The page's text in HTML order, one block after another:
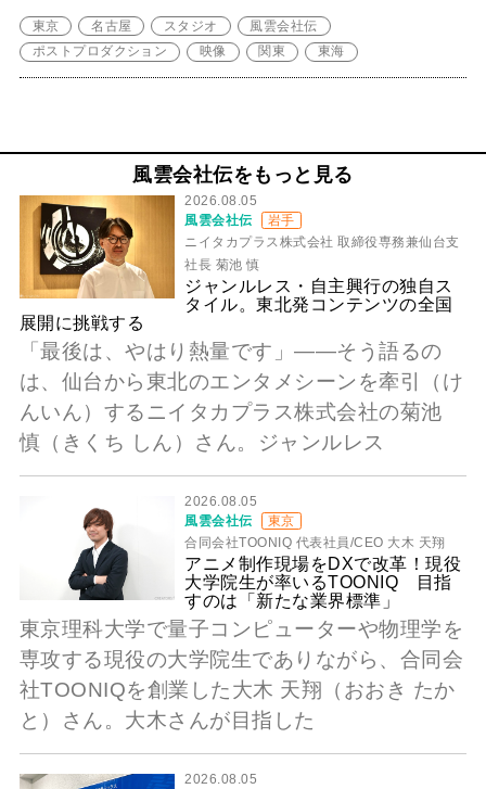
東京 名古屋 スタジオ
風雲会社伝
ポストプロダクション
映像 関東 東海
風雲会社伝をもっと見る
2026.08.05
風雲会社伝
岩手
ニイタカプラス株式会社 取締役専務兼仙台支
社長 菊池 慎
ジャンルレス・自主興行の独自ス
タイル。東北発コンテンツの全国
展開に挑戦する
「最後は、やはり熱量です」――そう語るの
は、仙台から東北のエンタメシーンを牽引（け
んいん）するニイタカプラス株式会社の菊池
慎（きくち しん）さん。ジャンルレス
2026.08.05
風雲会社伝
東京
合同会社TOONIQ 代表社員/CEO 大木 天翔
アニメ制作現場をDXで改革！現役
大学院生が率いるTOONIQ 目指
すのは「新たな業界標準」
東京理科大学で量子コンピューターや物理学を
専攻する現役の大学院生でありながら、合同会
社TOONIQを創業した大木 天翔（おおき たか
と）さん。大木さんが目指した
2026.08.05